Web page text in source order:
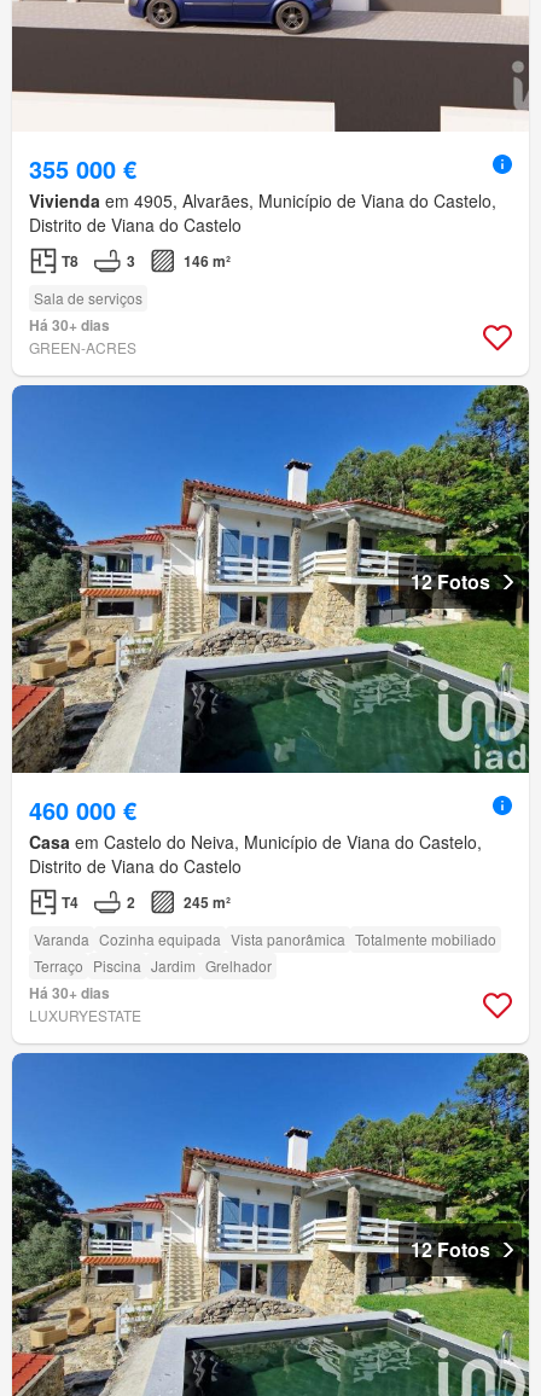
355 000 €
Vivienda em 4905, Alvarães, Município de Viana do Castelo,
Distrito de Viana do Castelo
T8 3 146 m²
Sala de serviços
Há 30+ dias
GREEN-ACRES
12 Fotos
460 000 €
Casa em Castelo do Neiva, Município de Viana do Castelo,
Distrito de Viana do Castelo
T4 2 245 m²
Varanda Cozinha equipada Vista panorâmica Totalmente mobiliado
Terraço Piscina Jardim Grelhador
Há 30+ dias
LUXURYESTATE
12 Fotos